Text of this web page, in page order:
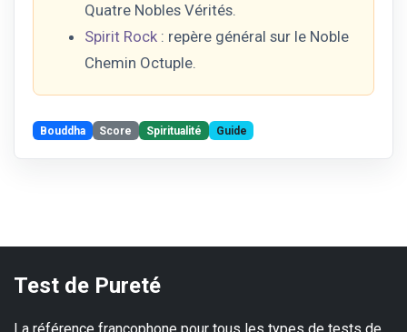
Quatre Nobles Vérités.
Spirit Rock : repère général sur le Noble
Chemin Octuple.
Bouddha Score Spiritualité Guide
Test de Pureté
La référence francophone pour tous les types de tests de